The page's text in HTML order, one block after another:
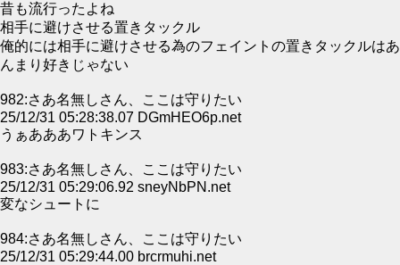
昔も流行ったよね
相手に避けさせる置きタックル
俺的には相手に避けさせる為のフェイントの置きタックルはあ
んまり好きじゃない
982:さあ名無しさん、ここは守りたい
25/12/31 05:28:38.07 DGmHEO6p.net
うぁあああワトキンス
983:さあ名無しさん、ここは守りたい
25/12/31 05:29:06.92 sneyNbPN.net
変なシュートに
984:さあ名無しさん、ここは守りたい
25/12/31 05:29:44.00 brcrmuhi.net